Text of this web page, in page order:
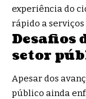
experiência do
rápido a
Desafios
setor
Apesar dos
público ainda